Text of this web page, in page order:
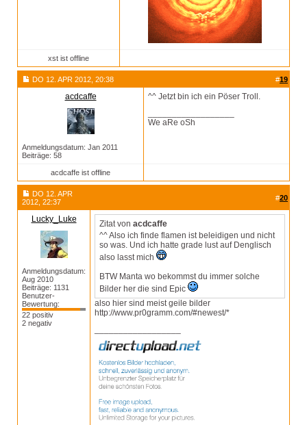
xst ist offline
DO 12. APR 2012, 20:38 #19
acdcaffe
Anmeldungsdatum: Jan 2011
Beiträge: 58
^^ Jetzt bin ich ein Pöser Troll.
We aRe oSh
acdcaffe ist offline
DO 12. APR
2012, 22:37
#20
Lucky_Luke
Anmeldungsdatum:
Aug 2010
Beiträge: 1131
Benutzer-
Bewertung:
22 positiv
2 negativ
Zitat von acdcaffe
^^ Also ich finde flamen ist beleidigen und nicht
so was. Und ich hatte grade lust auf Denglisch
also lasst mich
BTW Manta wo bekommst du immer solche
Bilder her die sind Epic
also hier sind meist geile bilder
http://www.pr0gramm.com/#newest/*